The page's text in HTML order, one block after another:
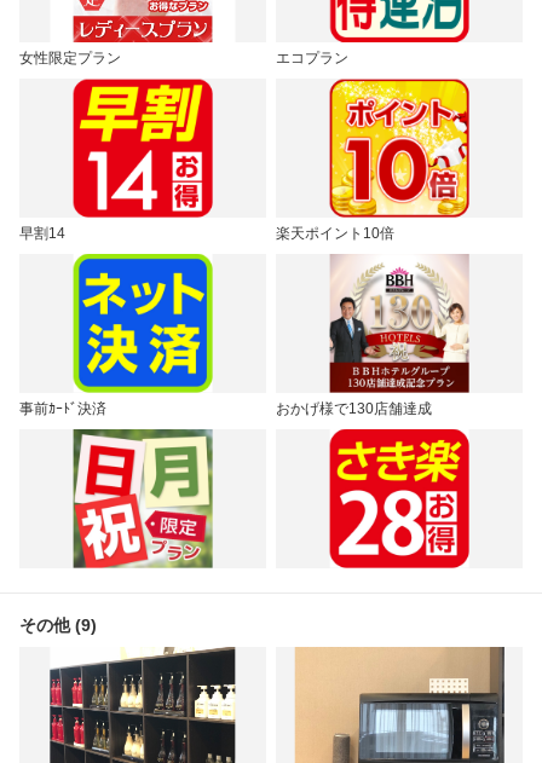
女性限定プラン エコプラン
早割14 楽天ポイント10倍
事前ｶｰﾄﾞ決済 おかげ様で130店舗達成
その他 (9)